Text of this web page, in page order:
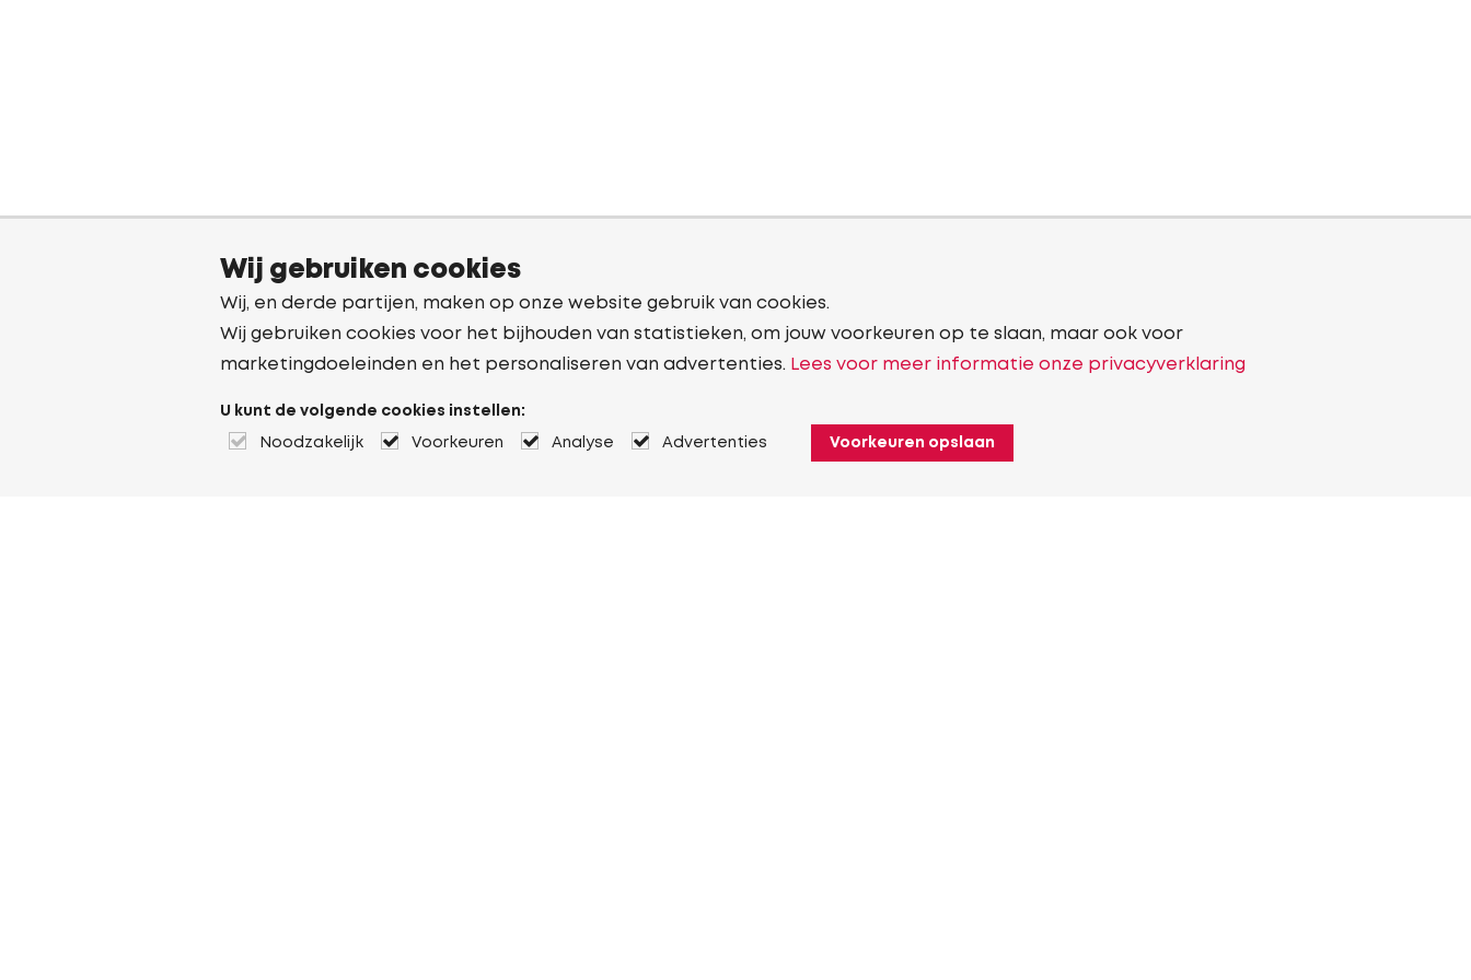
Wij gebruiken cookies
Wij, en derde partijen, maken op onze website gebruik van cookies.
Wij gebruiken cookies voor het bijhouden van statistieken, om jouw voorkeuren op te slaan, maar ook voor
marketingdoeleinden en het personaliseren van advertenties. Lees voor meer informatie onze privacyverklaring
U kunt de volgende cookies instellen:
Noodzakelijk Voorkeuren Analyse Advertenties Voorkeuren opslaan